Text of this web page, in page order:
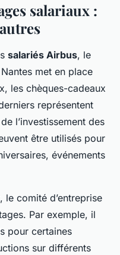
salariaux :
salariés Airbus, le
met en place
les chèques-cadeaux
représentent
l’investissement des
être utilisés pour
événements
le comité d’entreprise
Par exemple, il
pour certaines
sur différents